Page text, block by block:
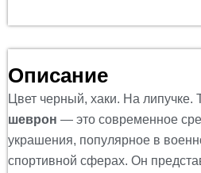
Описание
Цвет черный, хаки. На липучке.
шеврон — это современное
украшения, популярное в
спортивной сферах. Он